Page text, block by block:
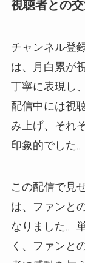
視聴者との
チャンネル登
は、月白累が
丁寧に表現し
配信中には視
み上げ、それ
印象的でした。
この配信で見
は、ファンと
なりました。
く、ファンと